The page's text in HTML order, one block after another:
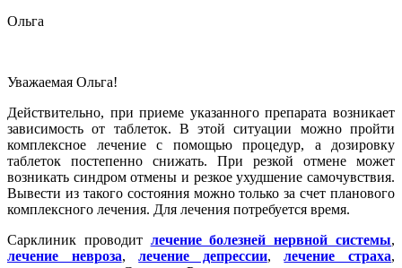
Ольга
Уважаемая Ольга!
Действительно, при приеме указанного препарата возникает
зависимость от таблеток. В этой ситуации можно пройти
комплексное лечение с помощью процедур, а дозировку
таблеток постепенно снижать. При резкой отмене может
возникать синдром отмены и резкое ухудшение самочувствия.
Вывести из такого состояния можно только за счет планового
комплексного лечения. Для лечения потребуется время.
Сарклиник проводит лечение болезней нервной системы,
лечение невроза,лечение депрессии,лечение страха,